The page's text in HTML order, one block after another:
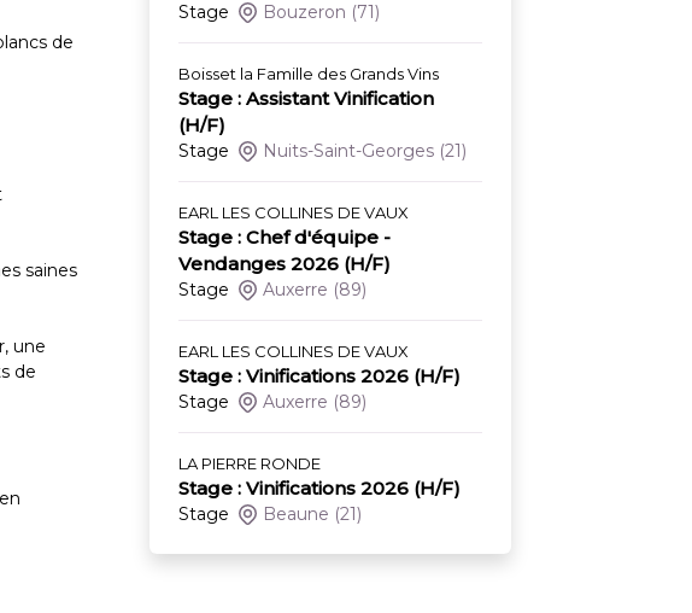
de
saines
une
de
Stage Bouzeron (71)
Boisset la Famille des Grands Vins
Stage : Assistant Vinification
(H/F)
Stage Nuits-Saint-Georges (21)
EARL LES COLLINES DE VAUX
Stage : Chef d'équipe -
Vendanges 2026 (H/F)
Stage Auxerre (89)
EARL LES COLLINES DE VAUX
Stage : Vinifications 2026 (H/F)
Stage Auxerre (89)
LA PIERRE RONDE
Stage : Vinifications 2026 (H/F)
Stage Beaune (21)